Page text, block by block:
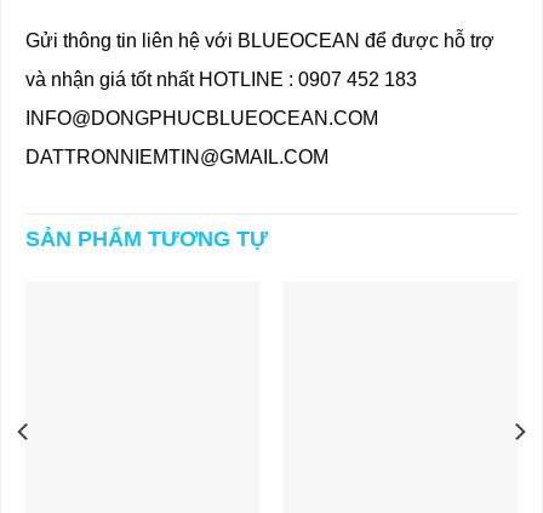
Gửi thông tin liên hệ với BLUEOCEAN để được hỗ trợ
và nhận giá tốt nhất HOTLINE : 0907 452 183
INFO@DONGPHUCBLUEOCEAN.COM
DATTRONNIEMTIN@GMAIL.COM
SẢN PHẨM TƯƠNG TỰ